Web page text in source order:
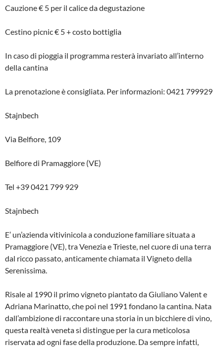
Cauzione € 5 per il calice da degustazione
Cestino picnic € 5 + costo bottiglia
In caso di pioggia il programma resterà invariato all’interno
della cantina
La prenotazione è consigliata. Per informazioni: 0421 799929
Stajnbech
Via Belfiore, 109
Belfiore di Pramaggiore (VE)
Tel +39 0421 799 929
Stajnbech
E’ un’azienda vitivinicola a conduzione familiare situata a
Pramaggiore (VE), tra Venezia e Trieste, nel cuore di una terra
dal ricco passato, anticamente chiamata il Vigneto della
Serenissima.
Risale al 1990 il primo vigneto piantato da Giuliano Valent e
Adriana Marinatto, che poi nel 1991 fondano la cantina. Nata
dall’ambizione di raccontare una storia in un bicchiere di vino,
questa realtà veneta si distingue per la cura meticolosa
riservata ad ogni fase della produzione. Da sempre infatti,